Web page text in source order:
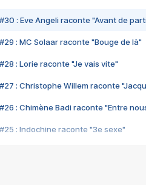
#30 : Eve Angeli raconte "Avant de
#29 : MC Solaar raconte "Bouge de là"
#28 : Lorie raconte "Je vais vite"
#27 : Christophe Willem raconte
#26 : Chimène Badi raconte "Entre
#25 : Indochine raconte "3e sexe"